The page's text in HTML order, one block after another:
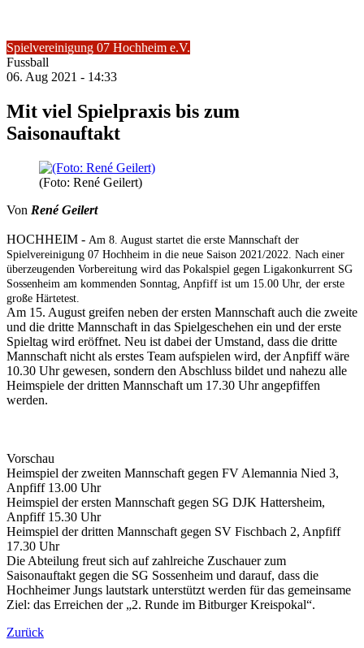
Spielvereinigung 07 Hochheim e.V.
Fussball
06. Aug 2021 - 14:33
Mit viel Spielpraxis bis zum
Saisonauftakt
(Foto: René Geilert)
Von René Geilert
HOCHHEIM - Am 8. August startet die erste Mannschaft der
Spielvereinigung 07 Hochheim in die neue Saison 2021/2022. Nach einer
überzeugenden Vorbereitung wird das Pokalspiel gegen Ligakonkurrent SG
Sossenheim am kommenden Sonntag, Anpfiff ist um 15.00 Uhr, der erste
große Härtetest.
Am 15. August greifen neben der ersten Mannschaft auch die zweite
und die dritte Mannschaft in das Spielgeschehen ein und der erste
Spieltag wird eröffnet. Neu ist dabei der Umstand, dass die dritte
Mannschaft nicht als erstes Team aufspielen wird, der Anpfiff wäre
10.30 Uhr gewesen, sondern den Abschluss bildet und nahezu alle
Heimspiele der dritten Mannschaft um 17.30 Uhr angepfiffen
werden.
Vorschau
Heimspiel der zweiten Mannschaft gegen FV Alemannia Nied 3,
Anpfiff 13.00 Uhr
Heimspiel der ersten Mannschaft gegen SG DJK Hattersheim,
Anpfiff 15.30 Uhr
Heimspiel der dritten Mannschaft gegen SV Fischbach 2, Anpfiff
17.30 Uhr
Die Abteilung freut sich auf zahlreiche Zuschauer zum
Saisonauftakt gegen die SG Sossenheim und darauf, dass die
Hochheimer Jungs lautstark unterstützt werden für das gemeinsame
Ziel: das Erreichen der „2. Runde im Bitburger Kreispokal“.
Zurück